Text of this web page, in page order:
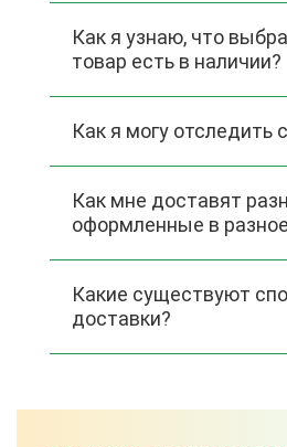
Как я узнаю, что
товар есть в наличии?
Как я могу отследить
Как мне доставят
оформленные в
Какие существуют
доставки?